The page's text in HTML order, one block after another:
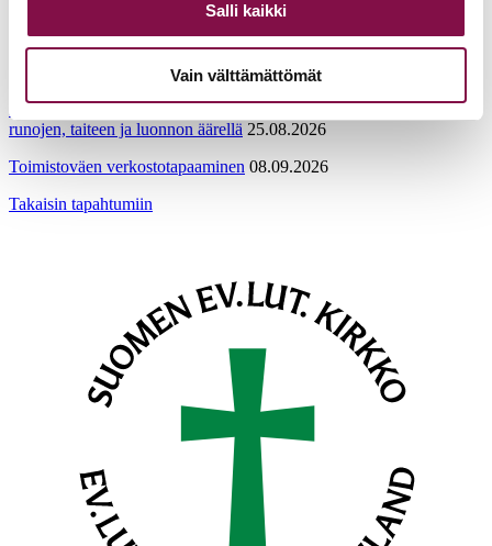
Salli kaikki
Vain välttämättömät
Tulevia tapahtumia
Tuomiokapitulin istunto 19.08.2026
Ikkunoita kristilliseen spiritualiteettiin: Matkakumppanuuden päivä
runojen, taiteen ja luonnon äärellä 25.08.2026
Toimistoväen verkostotapaaminen 08.09.2026
Takaisin tapahtumiin